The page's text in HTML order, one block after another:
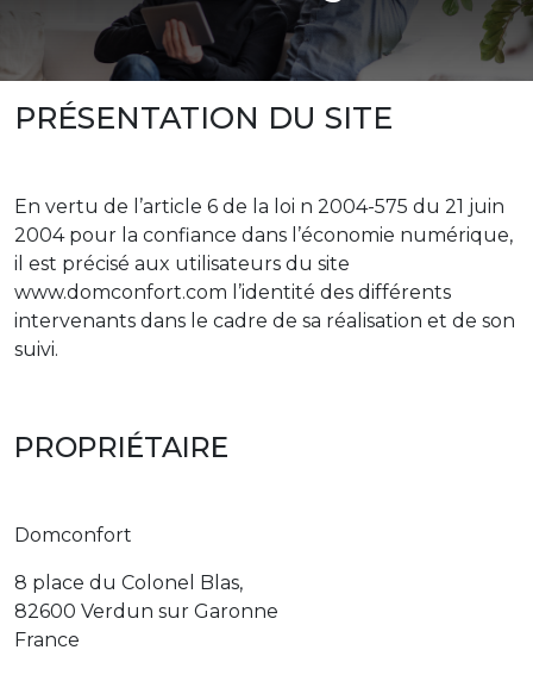
PRÉSENTATION DU SITE
En vertu de l’article 6 de la loi n 2004-575 du 21 juin
2004 pour la confiance dans l’économie numérique,
il est précisé aux utilisateurs du site
www.domconfort.com l’identité des différents
intervenants dans le cadre de sa réalisation et de son
suivi.
PROPRIÉTAIRE
Domconfort
8 place du Colonel Blas,
82600 Verdun sur Garonne
France